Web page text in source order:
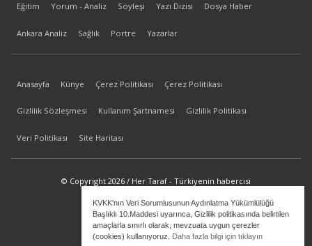
KVKK'nın Veri Sorumlusunun Aydınlatma Yükümlülüğü
Başlıklı 10.Maddesi uyarınca, Gizlilik politikasında belirtilen
amaçlarla sınırlı olarak, mevzuata uygun çerezler
(cookies) kullanıyoruz. Daha fazla bilgi için tıklayın
Eğitim Yorum - Analiz Söyleşi Yazı Dizisi Dosya Haber
Ankara Analiz Sağlık Portre Yazarlar
Anasayfa Künye Çerez Politikası Çerez Politikası
Gizlilik Sözleşmesi Kullanım Şartnamesi Gizlilik Politikası
Veri Politikası Site Haritası
© Copyright 2026 / Her Taraf - Türkiyenin habercisi
bilgi@hertaraf.com